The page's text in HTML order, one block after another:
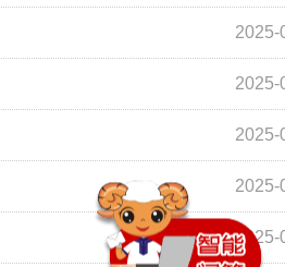
2025-
2025-
2025-
2025-
2025-